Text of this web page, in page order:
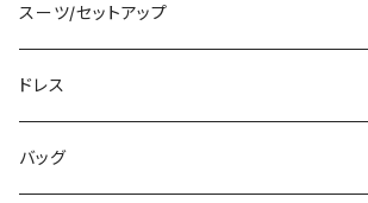
カーディガン/ボレロ
ニット/セーター
パーカー
袖付き
ノースリーブ
その他
ロング丈
デニム
レギンス
ミディアム/ミモレ
ロング
その他
コート
ジャケット
その他
スーツ/セットアップ
パンツスーツ
スカートスーツ
ドレス
ミニ/ショート
バッグ